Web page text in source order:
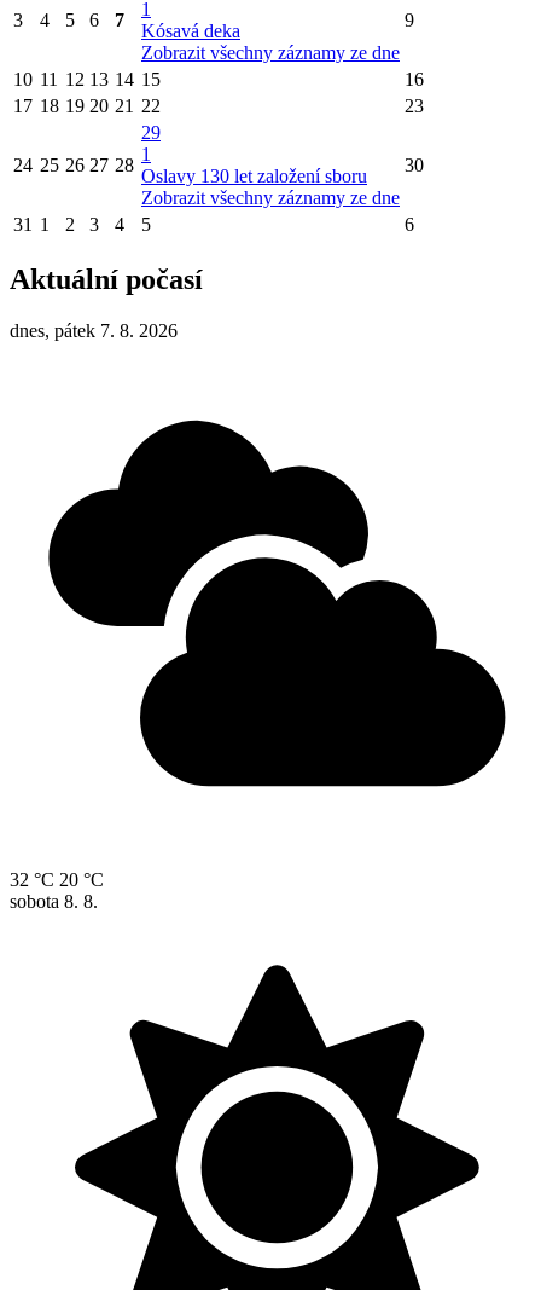
3 4 5 6 7
1
Kósavá deka
Zobrazit všechny záznamy ze dne
9
10 11 12 13 14 15
16
17 18 19 20 21 22 23
24 25 26 27 28
29
1
Oslavy 130 let založení sboru
Zobrazit všechny záznamy ze dne
30
31 1 2 3 4 5 6
Aktuální počasí
dnes, pátek 7. 8. 2026
32 °C 20 °C
sobota 8. 8.